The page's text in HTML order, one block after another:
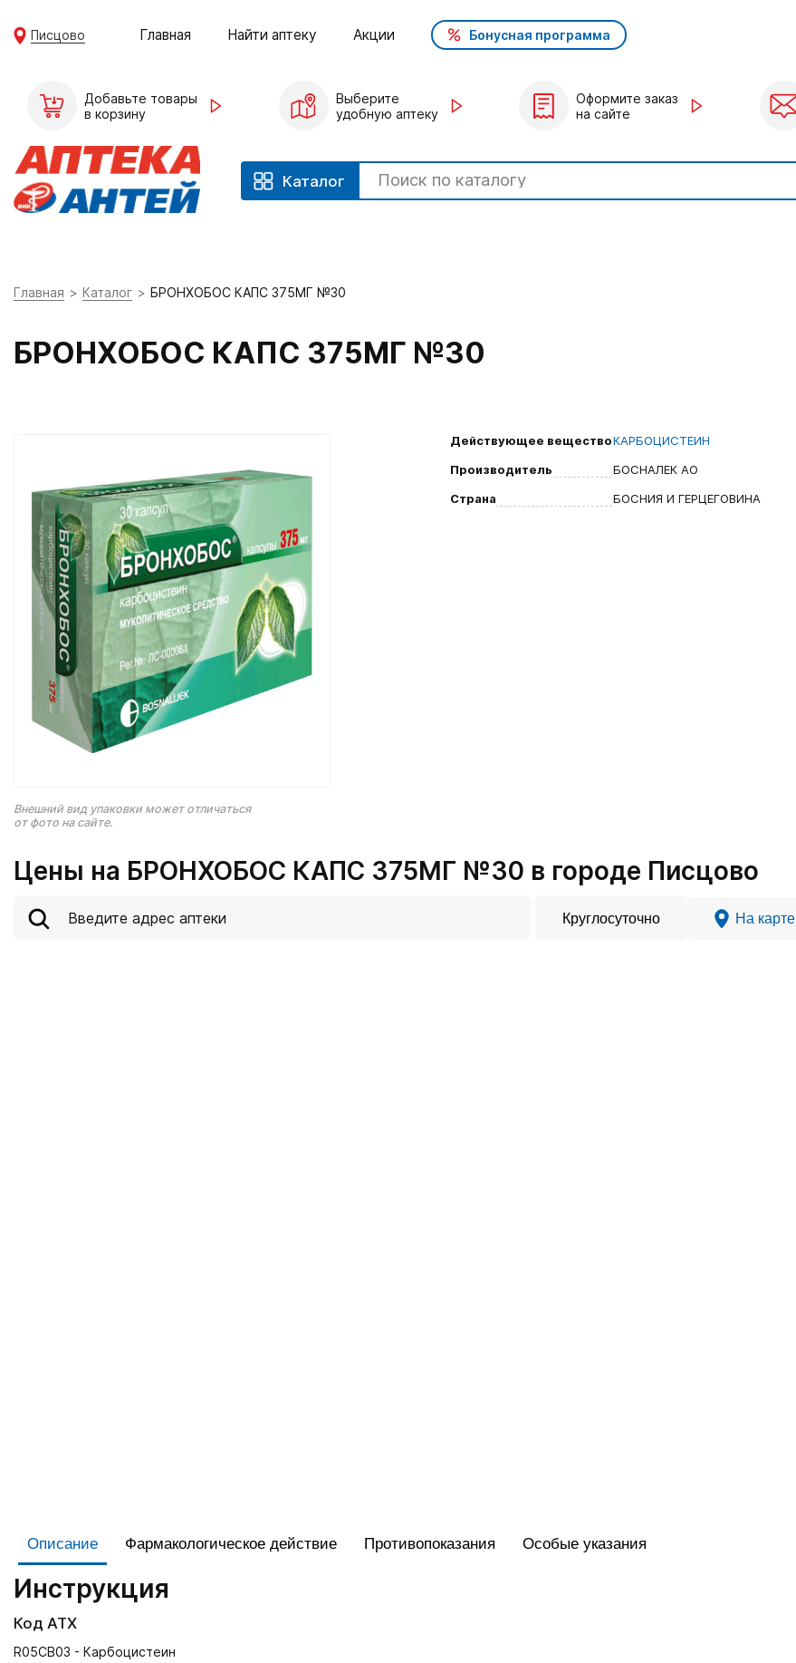
Писцово Главная Найти аптеку Акции Бонусная программа
Добавьте товары
в корзину
Выберите
удобную аптеку
Оформите заказ
на сайте
Каталог
Главная Каталог БРОНХОБОС КАПС 375МГ №30
БРОНХОБОС КАПС 375МГ №30
Внешний вид упаковки может отличаться
от фото на сайте.
Действующее веществоКАРБОЦИСТЕИН
Производитель
БОСНАЛЕК АО
Страна
БОСНИЯ И ГЕРЦЕГОВИНА
Цены на БРОНХОБОС КАПС 375МГ №30 в городе Писцово
Круглосуточно На карте
Описание Фармакологическое действие Противопоказания Особые указания
Инструкция
Код АТХ
R05CB03 - Карбоцистеин